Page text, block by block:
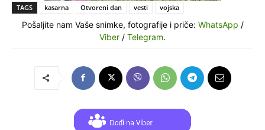
TAGS kasarna Otvoreni dan vesti vojska
Pošaljite nam Vaše snimke, fotografije i priče: WhatsApp /
Viber / Telegram.